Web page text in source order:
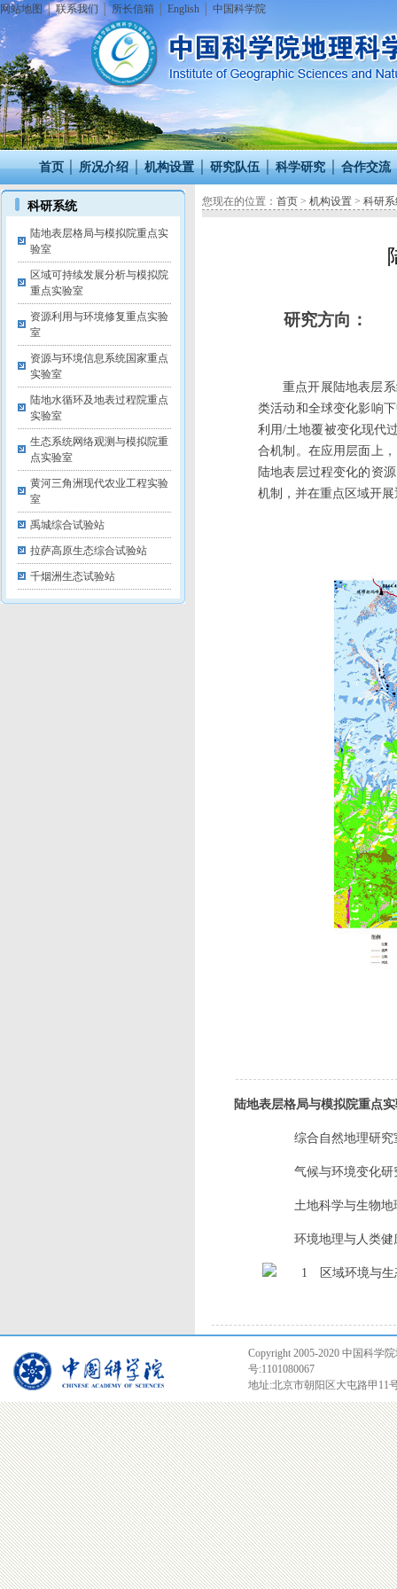
网站地图 │联系我们 │所长信箱 English 中国科学院
首页 │ 所况介绍 │ 机构设置 │ 研究队伍 │ 科学研究 │ 合作交流
科研系统
陆地表层格局与模拟院重点实
验室
区域可持续发展分析与模拟院
重点实验室
资源利用与环境修复重点实验
室
资源与环境信息系统国家重点
实验室
陆地水循环及地表过程院重点
实验室
生态系统网络观测与模拟院重
点实验室
黄河三角洲现代农业工程实验
室
禹城综合试验站
拉萨高原生态综合试验站
千烟洲生态试验站
您现在的位置： 首页 > 机构设置 > 科研
研究方向：
重点开展陆地表层
类活动和全球变化影响
利用/土地覆被变化现代
合机制。在应用层面上
陆地表层过程变化的资
机制，并在重点区域开
陆地表层格局与模拟院重点
综合自然地理研究
气候与环境变化研
土地科学与生物地
环境地理与人类健
区域环境与生
Copyright 2005-2020 中国科学
号:1101080067
地址:北京市朝阳区大屯路甲11